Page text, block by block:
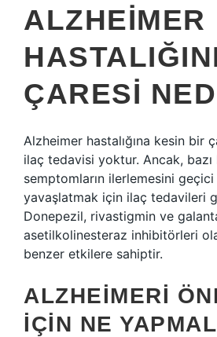
ALZHEIMER
ÇARESI
Alzheimer hastalığına kesin bir
ilaç tedavisi yoktur. Ancak,
semptomların ilerlemesini
yavaşlatmak için ilaç tedavileri
Donepezil, rivastigmin ve
asetilkolinesteraz inhibitörleri
benzer etkilere sahiptir.
ALZHEIMERI
IÇIN NE